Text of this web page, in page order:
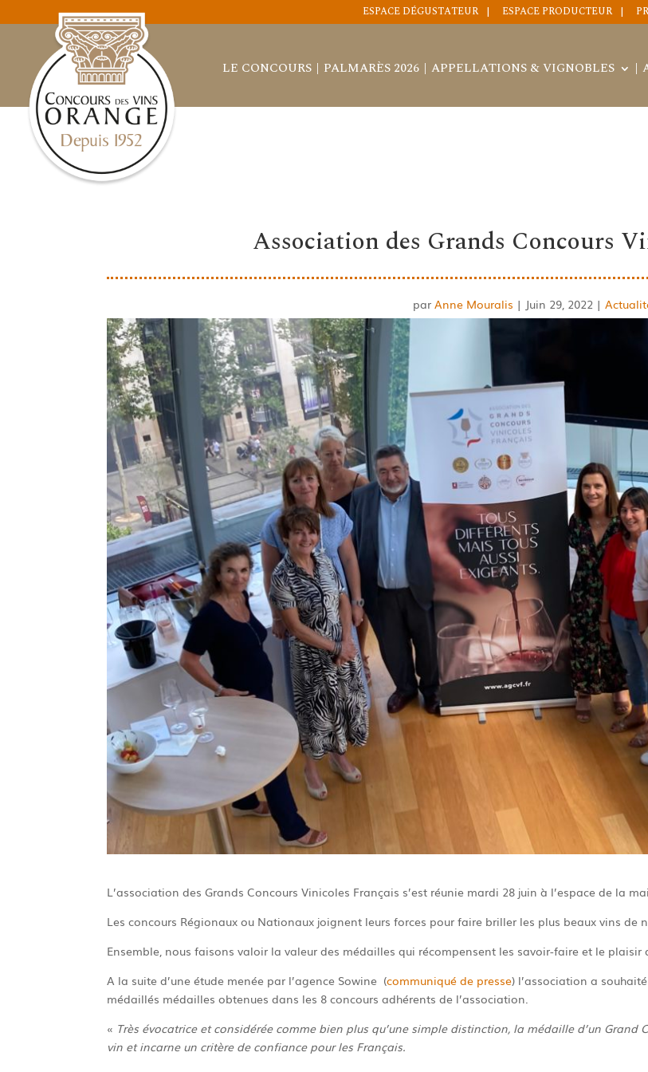
ESPACE DÉGUSTATEUR ESPACE PRODUCTEUR
LE CONCOURS PALMARÈS 2026 APPELLATIONS & VIGNOBLES
Association des Grands Concours
par Anne Mouralis | Juin 29, 2022 |
L’association des Grands Concours Vinicoles Français s’est réunie mardi 28 juin à l’espace de la
Les concours Régionaux ou Nationaux joignent leurs forces pour faire briller les plus beaux vins de
Ensemble, nous faisons valoir la valeur des médailles qui récompensent les savoir-faire et le plaisir
A la suite d’une étude menée par l’agence Sowine (communiqué de presse) l’association a
médaillés médailles obtenues dans les 8 concours adhérents de l’association.
« Très évocatrice et considérée comme bien plus qu’une simple distinction, la médaille d’un
vin et incarne un critère de confiance pour les Français.